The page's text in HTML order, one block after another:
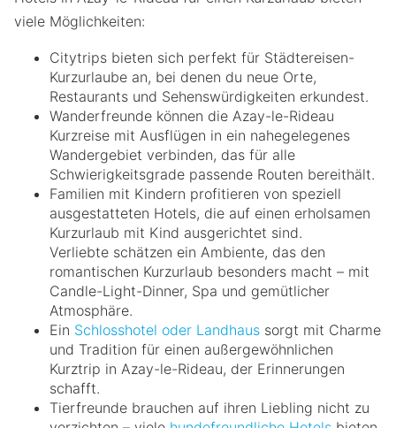
viele Möglichkeiten:
Citytrips bieten sich perfekt für Städtereisen-
Kurzurlaube an, bei denen du neue Orte,
Restaurants und Sehenswürdigkeiten erkundest.
Wanderfreunde können die Azay-le-Rideau
Kurzreise mit Ausflügen in ein nahegelegenes
Wandergebiet verbinden, das für alle
Schwierigkeitsgrade passende Routen bereithält.
Familien mit Kindern profitieren von speziell
ausgestatteten Hotels, die auf einen erholsamen
Kurzurlaub mit Kind ausgerichtet sind.
Verliebte schätzen ein Ambiente, das den
romantischen Kurzurlaub besonders macht – mit
Candle-Light-Dinner, Spa und gemütlicher
Atmosphäre.
Ein Schlosshotel oder Landhaus sorgt mit Charme
und Tradition für einen außergewöhnlichen
Kurztrip in Azay-le-Rideau, der Erinnerungen
schafft.
Tierfreunde brauchen auf ihren Liebling nicht zu